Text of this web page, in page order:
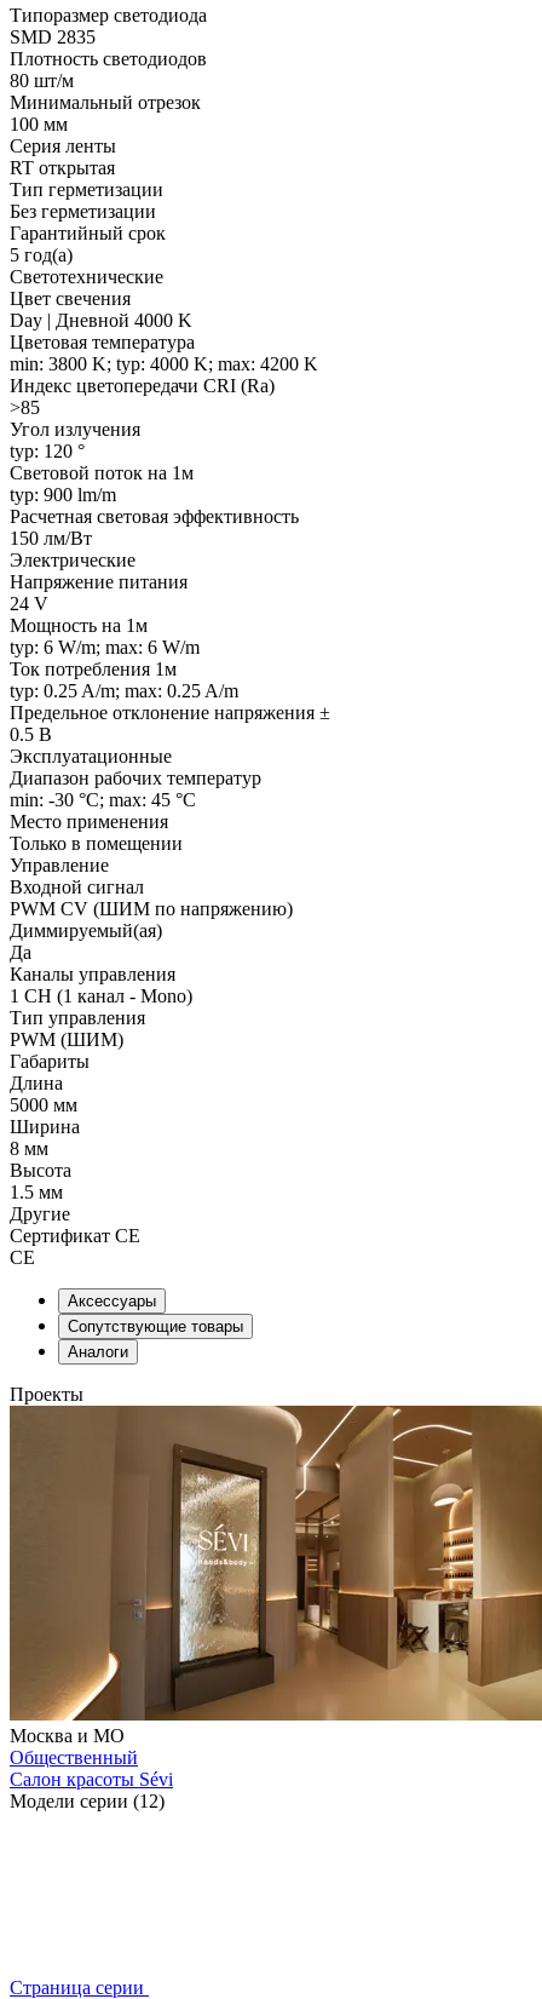
Типоразмер светодиода
SMD 2835
Плотность светодиодов
80 шт/м
Минимальный отрезок
100 мм
Серия ленты
RT открытая
Тип герметизации
Без герметизации
Гарантийный срок
5 год(а)
Светотехнические
Цвет свечения
Day | Дневной 4000 K
Цветовая температура
min: 3800 K; typ: 4000 K; max: 4200 K
Индекс цветопередачи CRI (Ra)
>85
Угол излучения
typ: 120 °
Световой поток на 1м
typ: 900 lm/m
Расчетная световая эффективность
150 лм/Вт
Электрические
Напряжение питания
24 V
Мощность на 1м
typ: 6 W/m; max: 6 W/m
Ток потребления 1м
typ: 0.25 A/m; max: 0.25 A/m
Предельное отклонение напряжения ±
0.5 В
Эксплуатационные
Диапазон рабочих температур
min: -30 °C; max: 45 °C
Место применения
Только в помещении
Управление
Входной сигнал
PWM СV (ШИМ по напряжению)
Диммируемый(ая)
Да
Каналы управления
1 CH (1 канал - Mono)
Тип управления
PWM (ШИМ)
Габариты
Длина
5000 мм
Ширина
8 мм
Высота
1.5 мм
Другие
Сертификат CE
CE
Аксессуары
Сопутствующие товары
Аналоги
Проекты
Москва и МО
Общественный
Салон красоты Sévi
Модели серии (12)
Страница серии